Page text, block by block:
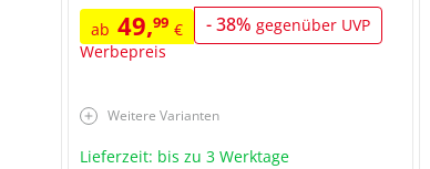
ab 49,99 € -38% gegenüber UVP
Werbepreis
Weitere Varianten
Lieferzeit: bis zu 3 Werktage